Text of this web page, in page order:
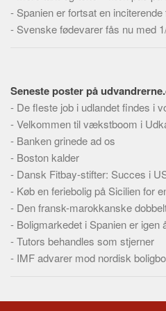
Personer
Om
Forhistorien
Redigering
Tekstannoncer
Bannere
Hjælp
- Spanien er fortsat en
- Svenske fødevarer fås nu med
Seneste poster på
- De fleste job i udlandet findes i
-Velkommen til vækstboom i
- Banken grinede ad os
- Boston kalder
- Dansk Fitbay-stifter: Succes i
- Køb en feriebolig på Sicilien for
- Den fransk-marokkanske
- Boligmarkedet i Spanien er igen
-Tutors behandles som stjerner
- IMF advarer mod nordisk